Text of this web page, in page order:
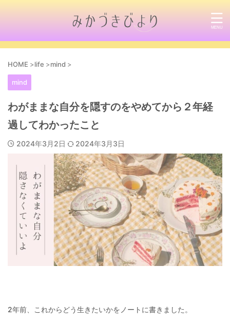
HOME >life >mind >
mind
わがままな自分を隠すのをやめてから２年経
過してわかったこと
2024年3月2日 2024年3月3日
2年前、これからどう生きたいかをノートに書きました。